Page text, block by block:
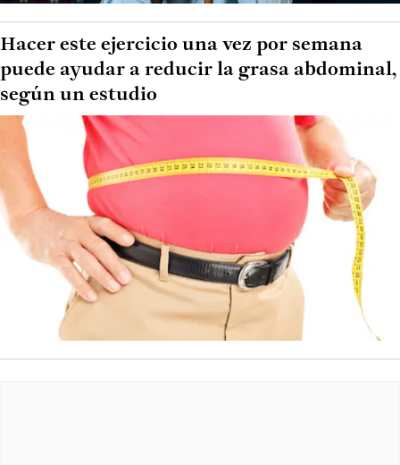
Hacer este ejercicio una vez por semana
puede ayudar a reducir la grasa abdominal,
según un estudio